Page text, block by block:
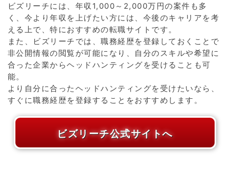
ビズリーチには、年収1,000～2,000万円の案件も多
く、今より年収を上げたい方には、今後のキャリアを考
える上で、特におすすめの転職サイトです。
また、ビズリーチでは、職務経歴を登録しておくことで
非公開情報の閲覧が可能になり、自分のスキルや希望に
合った企業からヘッドハンティングを受けることも可
能。
より自分に合ったヘッドハンティングを受けたいなら、
すぐに職務経歴を登録することをおすすめします。
ビズリーチ公式サイトへ